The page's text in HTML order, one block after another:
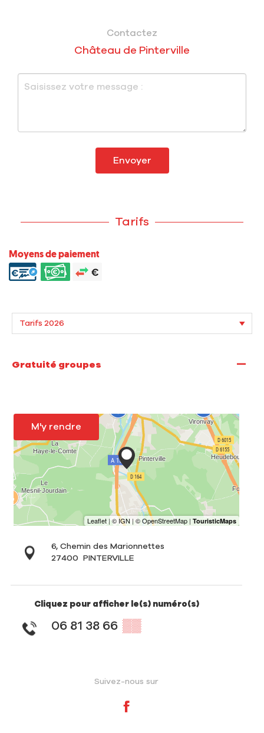
Contactez
Château de Pinterville
Envoyer
Tarifs
Moyens de paiement
Gratuité groupes —
M'y rendre
6, Chemin des Marionnettes
27400
PINTERVILLE
Cliquez pour afficher le(s) numéro(s)
06 81 38 66 ▒▒
Suivez-nous sur